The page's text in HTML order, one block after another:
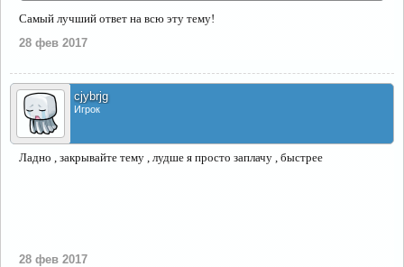
Самый лучший ответ на всю эту тему!
28 фев 2017
cjybrjg
Игрок
Ладно , закрывайте тему , лудше я просто заплачу , быстрее
28 фев 2017